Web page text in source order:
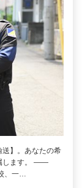
】。あなたの希
します。 ――
、一…